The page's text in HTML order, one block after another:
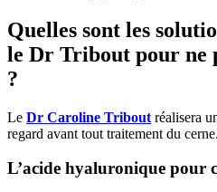
Quelles sont les
le Dr Tribout pour ne
?
Le Dr Caroline Tribout réalisera
regard avant tout traitement du cerne.
L’acide hyaluronique pour